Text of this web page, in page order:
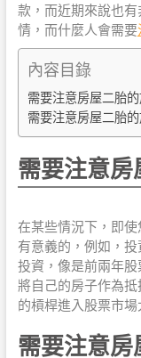
款，而近期來說也
情，而什麼人會需要
內容目錄
需要注意房屋二胎
需要注意房屋二胎
需要注意
在某些情況下，即
有意義的，例如，
投資，像是前兩年
將自己的房子作為
的槓桿進入股票市場
需要注意